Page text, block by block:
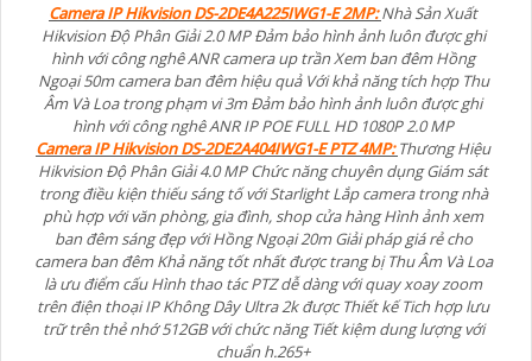
Camera IP Hikvision DS-2DE4A225IWG1-E 2MP:Nhà Sản Xuất
Hikvision Độ Phân Giải 2.0 MP Đảm bảo hình ảnh luôn được ghi
hình với công nghê ANR camera up trần Xem ban đêm Hồng
Ngoại 50m camera ban đêm hiệu quả Với khả năng tích hợp Thu
Âm Và Loa trong phạm vi 3m Đảm bảo hình ảnh luôn được ghi
hình với công nghê ANR IP POE FULL HD 1080P 2.0 MP
Camera IP Hikvision DS-2DE2A404IWG1-E PTZ 4MP:Thương Hiệu
Hikvision Độ Phân Giải 4.0 MP Chức năng chuyên dụng Giám sát
trong điều kiện thiếu sáng tố với Starlight Lắp camera trong nhà
phù hợp với văn phòng, gia đình, shop cửa hàng Hình ảnh xem
ban đêm sáng đẹp với Hồng Ngoại 20m Giải pháp giá rẻ cho
camera ban đêm Khả năng tốt nhất được trang bị Thu Âm Và Loa
là ưu điểm cấu Hình thao tác PTZ dễ dàng với quay xoay zoom
trên điện thoại IP Không Dây Ultra 2k được Thiết kế Tich hợp lưu
trữ trên thẻ nhớ 512GB với chức năng Tiết kiệm dung lượng với
chuẩn h.265+